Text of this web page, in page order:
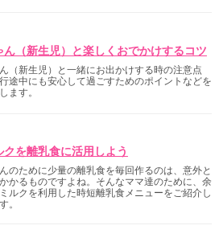
ん（新生児）と楽しくおでかけするコツ
（新生児）と一緒にお出かけする時の注意点
途中にも安心して過ごすためのポイントなどを
ます。
クを離乳食に活用しよう
のために少量の離乳食を毎回作るのは、意外と
かるものですよね。そんなママ達のために、余
ルクを利用した時短離乳食メニューをご紹介し
。